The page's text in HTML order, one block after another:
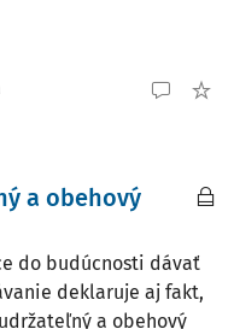
a obehový
do budúcnosti dávať
deklaruje aj fakt,
a obehový